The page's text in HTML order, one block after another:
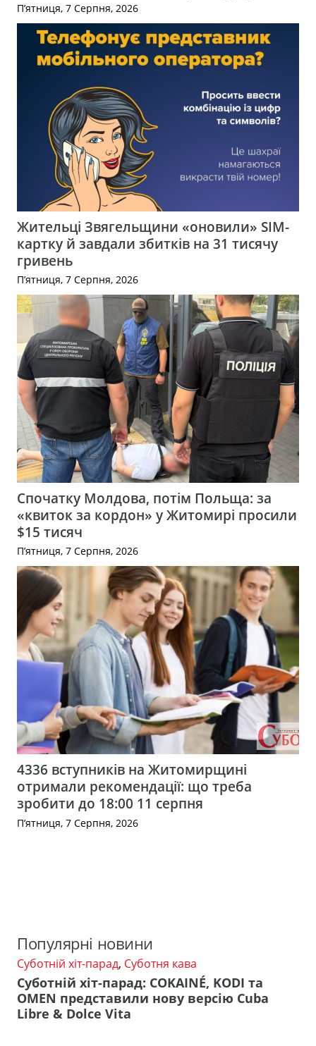
П’ятниця, 7 Серпня, 2026
Жительці Звягельщини «оновили» SIM-
картку й завдали збитків на 31 тисячу
гривень
П’ятниця, 7 Серпня, 2026
Спочатку Молдова, потім Польща: за
«квиток за кордон» у Житомирі просили
$15 тисяч
П’ятниця, 7 Серпня, 2026
4336 вступників на Житомирщині
отримали рекомендації: що треба
зробити до 18:00 11 серпня
П’ятниця, 7 Серпня, 2026
Популярні новини
Суботній хіт-парад, Суботня кава
Суботній хіт-парад: COKAINÉ, KODI та
OMEN представили нову версію Cuba
Libre & Dolce Vita